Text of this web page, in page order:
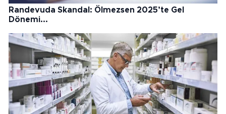
Randevuda Skandal: Ölmezsen 2025’te Gel
Dönemi...